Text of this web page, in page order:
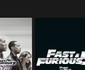
ィを保
請が入